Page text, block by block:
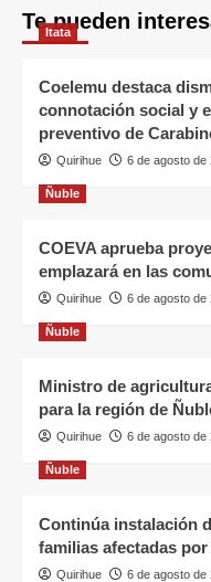
Te pueden
Itata
Coelemu destaca
connotación social y
preventivo de
Quirihue 6 de agosto de
Ñuble
COEVA aprueba
emplazará en las
Quirihue 6 de agosto de
Ñuble
Ministro de
para la región de
Quirihue 6 de agosto de
Ñuble
Continúa instalación
familias afectadas
Quirihue 6 de agosto de